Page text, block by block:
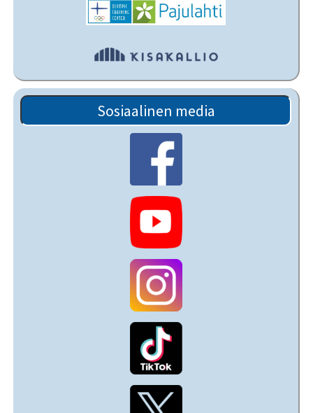
Sosiaalinen media